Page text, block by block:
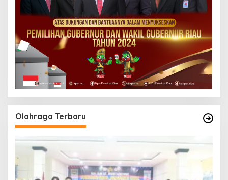
Olahraga Terbaru